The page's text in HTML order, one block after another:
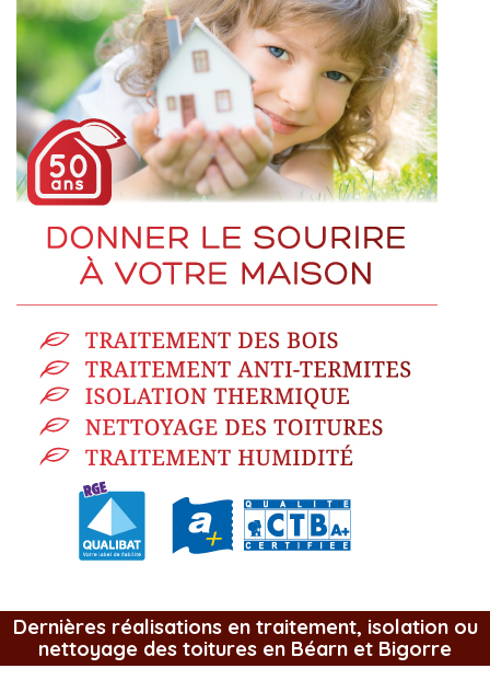
Dernières réalisations en traitement, isolation ou
nettoyage des toitures en Béarn et Bigorre